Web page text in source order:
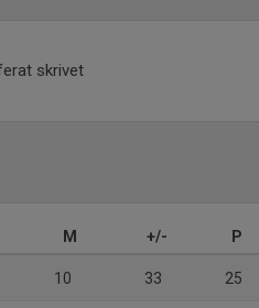
skrivet
M +/- P
10 33 25